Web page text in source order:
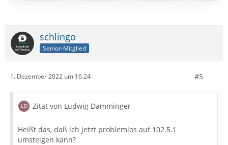
Community für den Thunderbird habe ich bisher quasi
im Alleingang entschieden, dass ich den…
schlingo
Senior-Mitglied
1. Dezember 2022 um 16:24 #5
Zitat von Ludwig Damminger
Heißt das, daß ich jetzt problemlos auf 102.5.1
umsteigen kann?